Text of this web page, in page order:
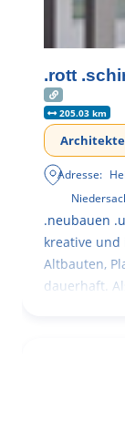
.rott
205.03 km
Adresse:
.neubauen
kreative
Altbauten,
dauerhaft.